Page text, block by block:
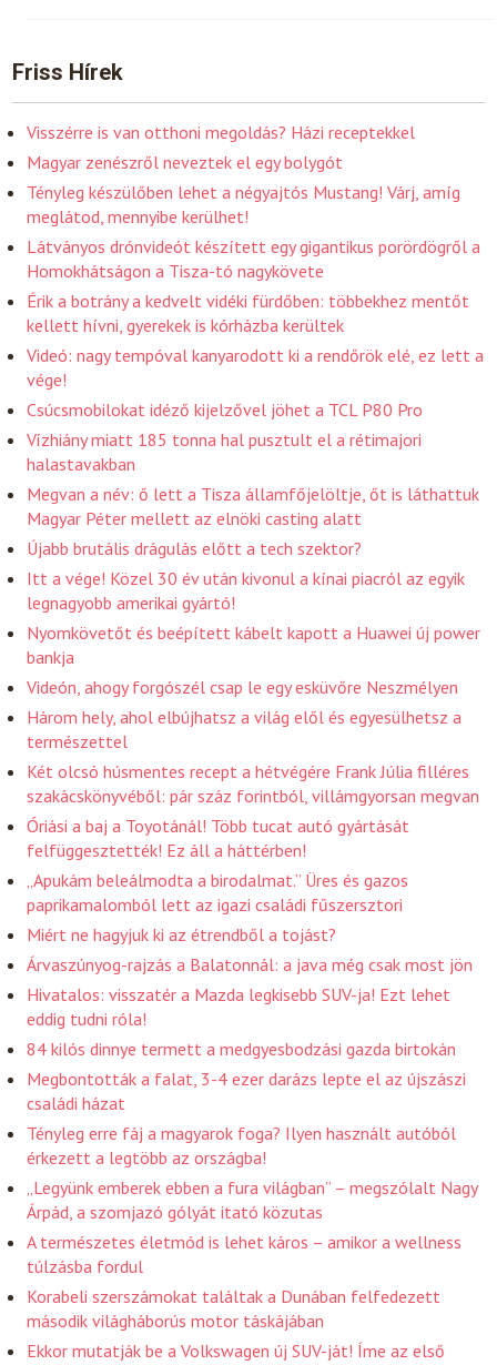
Friss Hírek
Visszérre is van otthoni megoldás? Házi receptekkel
Magyar zenészről neveztek el egy bolygót
Tényleg készülőben lehet a négyajtós Mustang! Várj, amíg
meglátod, mennyibe kerülhet!
Látványos drónvideót készített egy gigantikus porördögről a
Homokhátságon a Tisza-tó nagykövete
Érik a botrány a kedvelt vidéki fürdőben: többekhez mentőt
kellett hívni, gyerekek is kórházba kerültek
Videó: nagy tempóval kanyarodott ki a rendőrök elé, ez lett a
vége!
Csúcsmobilokat idéző kijelzővel jöhet a TCL P80 Pro
Vízhiány miatt 185 tonna hal pusztult el a rétimajori
halastavakban
Megvan a név: ő lett a Tisza államfőjelöltje, őt is láthattuk
Magyar Péter mellett az elnöki casting alatt
Újabb brutális drágulás előtt a tech szektor?
Itt a vége! Közel 30 év után kivonul a kínai piacról az egyik
legnagyobb amerikai gyártó!
Nyomkövetőt és beépített kábelt kapott a Huawei új power
bankja
Videón, ahogy forgószél csap le egy esküvőre Neszmélyen
Három hely, ahol elbújhatsz a világ elől és egyesülhetsz a
természettel
Két olcsó húsmentes recept a hétvégére Frank Júlia filléres
szakácskönyvéből: pár száz forintból, villámgyorsan megvan
Óriási a baj a Toyotánál! Több tucat autó gyártását
felfüggesztették! Ez áll a háttérben!
„Apukám beleálmodta a birodalmat.” Üres és gazos
paprikamalomból lett az igazi családi fűszersztori
Miért ne hagyjuk ki az étrendből a tojást?
Árvaszúnyog-rajzás a Balatonnál: a java még csak most jön
Hivatalos: visszatér a Mazda legkisebb SUV-ja! Ezt lehet
eddig tudni róla!
84 kilós dinnye termett a medgyesbodzási gazda birtokán
Megbontották a falat, 3-4 ezer darázs lepte el az újszászi
családi házat
Tényleg erre fáj a magyarok foga? Ilyen használt autóból
érkezett a legtöbb az országba!
„Legyünk emberek ebben a fura világban” – megszólalt Nagy
Árpád, a szomjazó gólyát itató közutas
A természetes életmód is lehet káros – amikor a wellness
túlzásba fordul
Korabeli szerszámokat találtak a Dunában felfedezett
második világháborús motor táskájában
Ekkor mutatják be a Volkswagen új SUV-ját! Íme az első